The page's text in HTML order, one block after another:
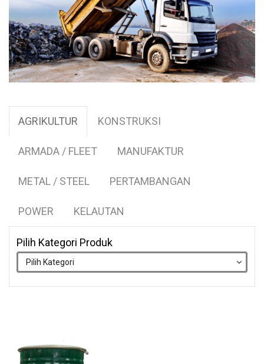
AGRIKULTUR KONSTRUKSI
ARMADA / FLEET MANUFAKTUR
METAL / STEEL PERTAMBANGAN
POWER KELAUTAN
Pilih Kategori Produk